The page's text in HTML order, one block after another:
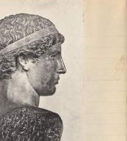
buller, från 1901 och nu 1906 -
föredragsresan 1905.
[m. m.].
för stuga och trädgård. 1910.
1897
Eliot